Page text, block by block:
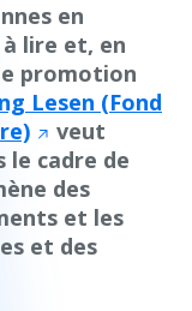
en
lire et, en
promotion
Lesen (Fond
veut
cadre de
des
et les
et des